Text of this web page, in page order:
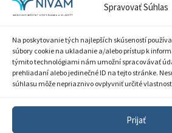
Spravovať Súhlas
Na poskytovanie tých najlepších skúseností
súbory cookie na ukladanie a/alebo prístup k
týmito technológiami nám umožní spracovávať
prehliadaní alebo jedinečné ID na tejto stránke.
súhlasu môže nepriaznivo ovplyvniť určité
Prijať
DIČ: 2020798714
Zásady ochrany
Sprístupnenie